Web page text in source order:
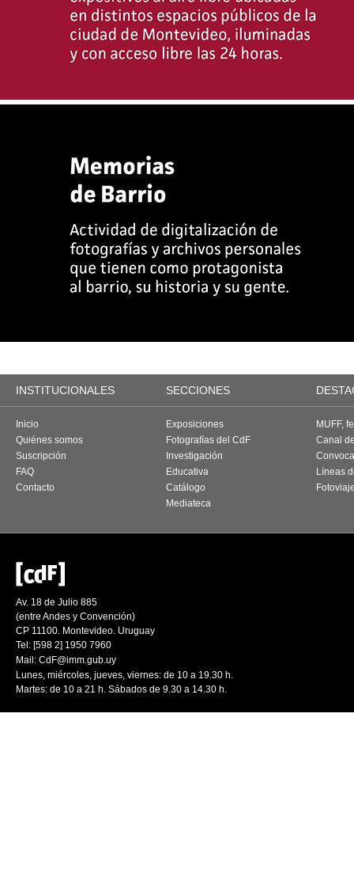
INSTITUCIONALES SECCIONES
Inicio
Quiénes somos
Suscripción
FAQ
Contacto
Exposiciones
Fotografías del CdF
Investigación
Educativa
Catálogo
Mediateca
MUFF,
Canal
Líneas
Av. 18 de Julio 885
(entre Andes y Convención)
CP 11100. Montevideo. Uruguay
Tel: [598 2] 1950 7960
Mail: CdF@imm.gub.uy
Lunes, miércoles, jueves, viernes: de 10 a 19.30 h.
Martes: de 10 a 21 h. Sábados de 9.30 a 14.30 h.